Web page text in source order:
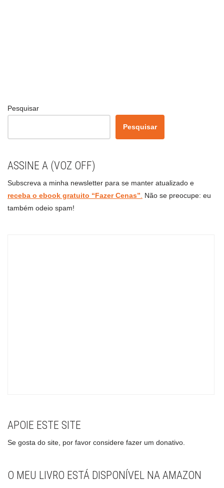
Pesquisar
Pesquisar
ASSINE A (VOZ OFF)
Subscreva a minha newsletter para se manter atualizado e
receba o ebook gratuito “Fazer Cenas”
Não se preocupe: eu
também odeio spam!
APOIE ESTE SITE
Se gosta do site, por favor considere fazer um donativo.
O MEU LIVRO ESTÁ DISPONÍVEL NA AMAZON